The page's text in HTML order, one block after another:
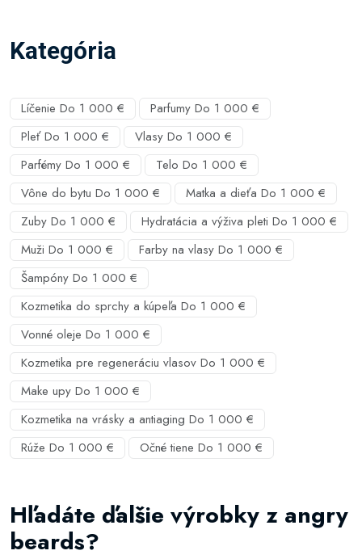
Kategória
Líčenie Do 1 000 €
Parfumy Do 1 000 €
Pleť Do 1 000 €
Vlasy Do 1 000 €
Parfémy Do 1 000 €
Telo Do 1 000 €
Vône do bytu Do 1 000 €
Matka a dieťa Do 1 000 €
Zuby Do 1 000 €
Hydratácia a výživa pleti Do 1 000 €
Muži Do 1 000 €
Farby na vlasy Do 1 000 €
Šampóny Do 1 000 €
Kozmetika do sprchy a kúpeľa Do 1 000 €
Vonné oleje Do 1 000 €
Kozmetika pre regeneráciu vlasov Do 1 000 €
Make upy Do 1 000 €
Kozmetika na vrásky a antiaging Do 1 000 €
Rúže Do 1 000 €
Očné tiene Do 1 000 €
Hľadáte ďalšie výrobky z angry
beards?